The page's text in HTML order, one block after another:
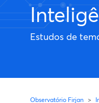
Estudos de
Observatório Firjan